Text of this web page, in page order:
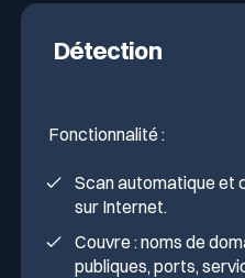
Détection
Fonctionnalité :
Scan automatique et
sur Internet.
Couvre : noms de
publiques, ports,